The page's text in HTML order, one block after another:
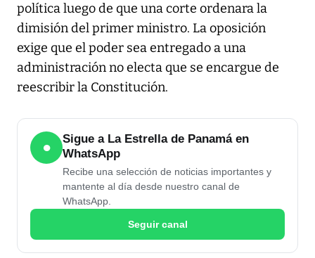
política luego de que una corte ordenara la
dimisión del primer ministro. La oposición
exige que el poder sea entregado a una
administración no electa que se encargue de
reescribir la Constitución.
●
Sigue a La Estrella de Panamá en
WhatsApp
Recibe una selección de noticias importantes y
mantente al día desde nuestro canal de
WhatsApp.
Seguir canal